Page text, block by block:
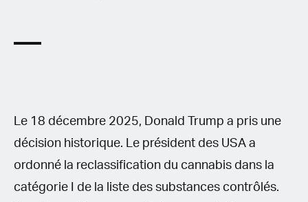
Le 18 décembre 2025, Donald Trump a pris une
décision historique. Le président des USA a
ordonné la reclassification du cannabis dans la
catégorie I de la liste des substances contrôlés.